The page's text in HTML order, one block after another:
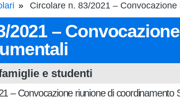
Circolare n. 83/2021 –
2021 –
e studenti
– Convocazione riunione di coordinamento